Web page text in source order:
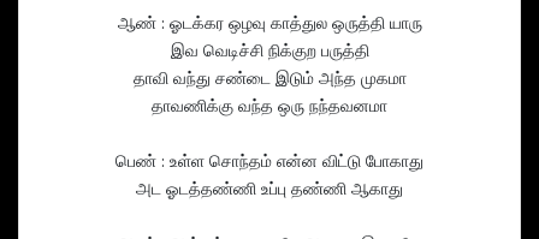
ஆண் : ஓடக்கர ஒழவு காத்துல ஒருத்தி யாரு
இவ வெடிச்சி நிக்குற பருத்தி
தாவி வந்து சண்டை இடும் அந்த முகமா
தாவணிக்கு வந்த ஒரு நந்தவனமா
பெண் : உள்ள சொந்தம் என்ன விட்டு போகாது
அட ஓடத்தண்ணி உப்பு தண்ணி ஆகாது